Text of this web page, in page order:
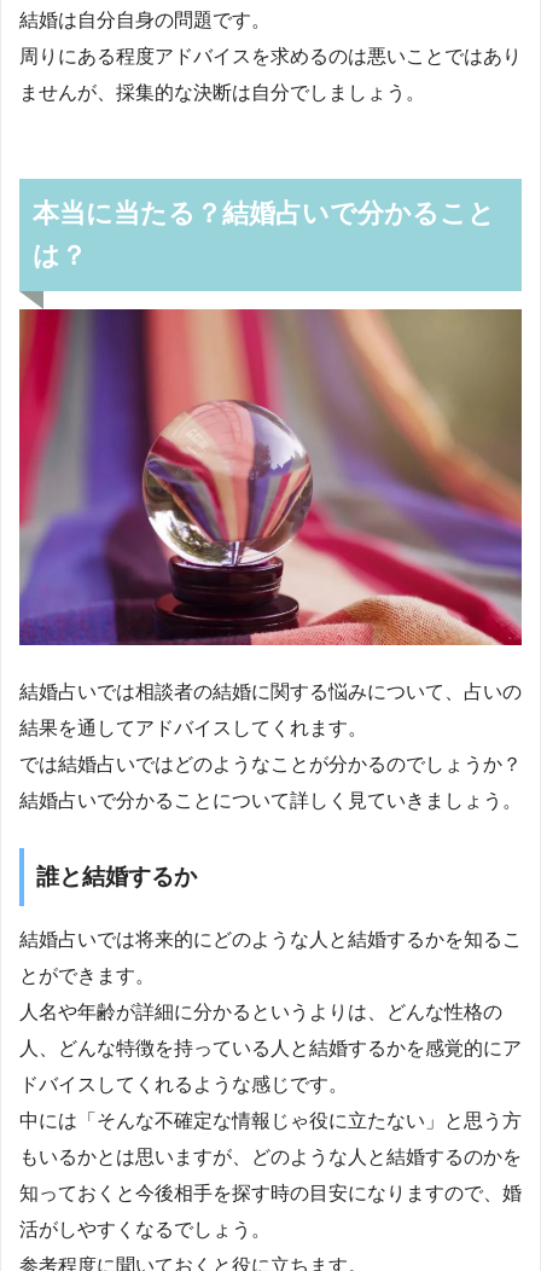
結婚は自分自身の問題です。
周りにある程度アドバイスを求めるのは悪いことではあり
ませんが、採集的な決断は自分でしましょう。
本当に当たる？結婚占いで分かること
は？
結婚占いでは相談者の結婚に関する悩みについて、占いの
結果を通してアドバイスしてくれます。
では結婚占いではどのようなことが分かるのでしょうか？
結婚占いで分かることについて詳しく見ていきましょう。
誰と結婚するか
結婚占いでは将来的にどのような人と結婚するかを知るこ
とができます。
人名や年齢が詳細に分かるというよりは、どんな性格の
人、どんな特徴を持っている人と結婚するかを感覚的にア
ドバイスしてくれるような感じです。
中には「そんな不確定な情報じゃ役に立たない」と思う方
もいるかとは思いますが、どのような人と結婚するのかを
知っておくと今後相手を探す時の目安になりますので、婚
活がしやすくなるでしょう。
参考程度に聞いておくと役に立ちます。